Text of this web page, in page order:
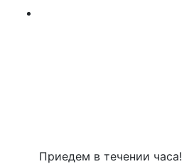
Приедем в течении часа!